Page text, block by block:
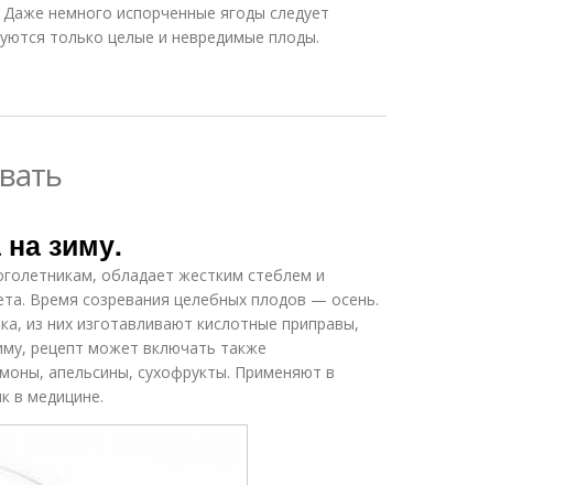
немного испорченные ягоды следует
только целые и невредимые плоды.
зиму.
обладает жестким стеблем и
Время созревания целебных плодов — осень.
из них изготавливают кислотные приправы,
рецепт может включать также
апельсины, сухофрукты. Применяют в
в медицине.